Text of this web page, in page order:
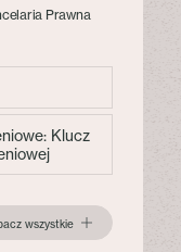
Prawna
Klucz
wszystkie